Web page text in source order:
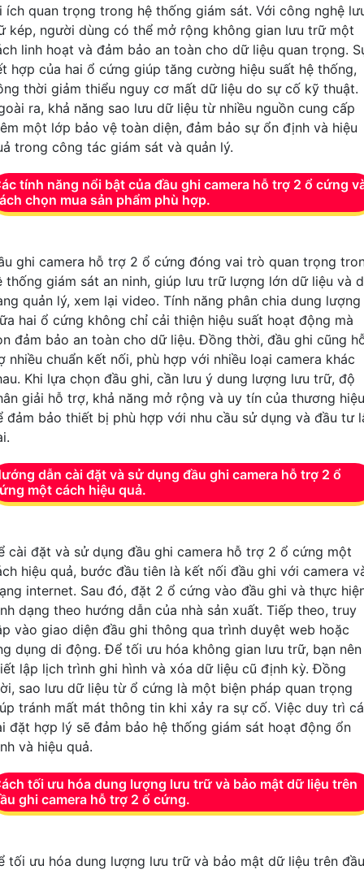
ích quan trọng trong hệ thống giám sát. Với công nghệ
kép, người dùng có thể mở rộng không gian lưu trữ một
linh hoạt và đảm bảo an toàn cho dữ liệu quan trọng.
hợp của hai ổ cứng giúp tăng cường hiệu suất hệ thống,
thời giảm thiểu nguy cơ mất dữ liệu do sự cố kỹ thuật.
ra, khả năng sao lưu dữ liệu từ nhiều nguồn cung cấp
một lớp bảo vệ toàn diện, đảm bảo sự ổn định và hiệu
trong công tác giám sát và quản lý.
tính năng nổi bật của đầu ghi camera hỗ trợ 2 ổ cứng
chọn mua sản phẩm phù hợp.
ghi camera hỗ trợ 2 ổ cứng đóng vai trò quan trọng
thống giám sát an ninh, giúp lưu trữ lượng lớn dữ liệu và
quản lý, xem lại video. Tính năng phân chia dung lượng
hai ổ cứng không chỉ cải thiện hiệu suất hoạt động mà
đảm bảo an toàn cho dữ liệu. Đồng thời, đầu ghi cũng
nhiều chuẩn kết nối, phù hợp với nhiều loại camera khác
Khi lựa chọn đầu ghi, cần lưu ý dung lượng lưu trữ, độ
giải hỗ trợ, khả năng mở rộng và uy tín của thương hiệu
đảm bảo thiết bị phù hợp với nhu cầu sử dụng và đầu tư
dẫn cài đặt và sử dụng đầu ghi camera hỗ trợ 2 ổ
một cách hiệu quả.
cài đặt và sử dụng đầu ghi camera hỗ trợ 2 ổ cứng một
hiệu quả, bước đầu tiên là kết nối đầu ghi với camera
internet. Sau đó, đặt 2 ổ cứng vào đầu ghi và thực
dạng theo hướng dẫn của nhà sản xuất. Tiếp theo, truy
vào giao diện đầu ghi thông qua trình duyệt web hoặc
dụng di động. Để tối ưu hóa không gian lưu trữ, bạn nên
lập lịch trình ghi hình và xóa dữ liệu cũ định kỳ. Đồng
sao lưu dữ liệu từ ổ cứng là một biện pháp quan trọng
tránh mất mát thông tin khi xảy ra sự cố. Việc duy trì
đặt hợp lý sẽ đảm bảo hệ thống giám sát hoạt động ổn
và hiệu quả.
tối ưu hóa dung lượng lưu trữ và bảo mật dữ liệu trên
ghi camera hỗ trợ 2 ổ cứng.
tối ưu hóa dung lượng lưu trữ và bảo mật dữ liệu trên đầu